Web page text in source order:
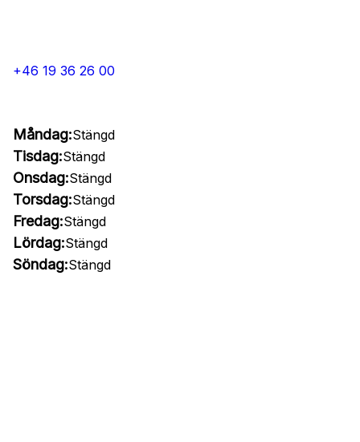
+46 19 36 26 00
Måndag:Stängd
Tisdag:Stängd
Onsdag:Stängd
Torsdag:Stängd
Fredag:Stängd
Lördag:Stängd
Söndag:Stängd